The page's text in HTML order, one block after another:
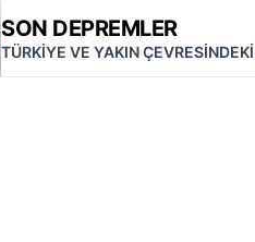
SON DEPREMLER
TÜRKİYE VE YAKIN